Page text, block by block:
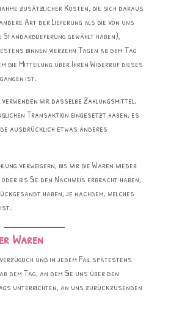
zusätzlicher Kosten, die sich daraus
Art der Lieferung als die von uns
Standardlieferung gewählt haben),
binnen vierzehn Tagen ab dem Tag
die Mitteilung über Ihren Widerruf dieses
ist.
wir dasselbe Zahlungsmittel,
Transaktion eingesetzt haben, es
ausdrücklich etwas anderes
verweigern, bis wir die Waren wieder
bis Sie den Nachweis erbracht haben,
haben, je nachdem, welches
Waren
und in jedem Fall spätestens
dem Tag, an dem Sie uns über den
unterrichten, an uns zurückzusenden